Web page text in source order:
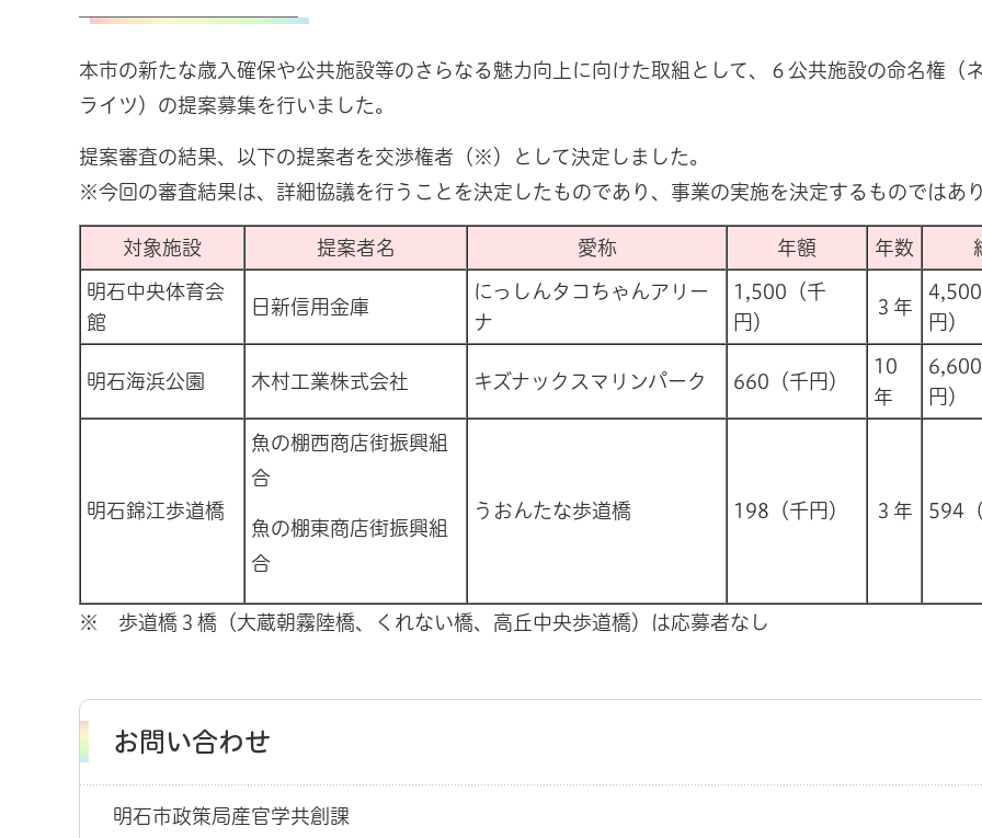
本市の新たな歳入確保や公共施設等のさらなる魅力向上に向けた取組として、６公共施設の命名権（
ライツ）の提案募集を行いました。
提案審査の結果、以下の提案者を交渉権者（※）として決定しました。
※今回の審査結果は、詳細協議を行うことを決定したものであり、事業の実施を決定するものではあり
対象施設 提案者名 愛称 年額 年数
明石中央体育会
館
日新信用金庫
にっしんタコちゃんアリー
ナ
1,500（千
円）
３年
円）
明石海浜公園 木村工業株式会社 キズナックスマリンパーク 660（千円）
10
年
円）
明石錦江歩道橋
魚の棚西商店街振興組
合
魚の棚東商店街振興組
合
うおんたな歩道橋 198（千円） ３年 594
※ 歩道橋３橋（大蔵朝霧陸橋、くれない橋、高丘中央歩道橋）は応募者なし
お問い合わせ
明石市政策局産官学共創課